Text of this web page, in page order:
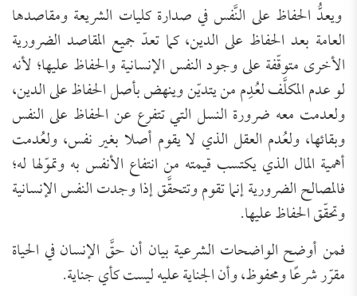
ويعدُّ الحفاظ على النَّفس في صدارة كليات الشريعة ومقاصدها
العامة بعد الحفاظ على الدين، كما تعدّ جميع المقاصد الضرورية
الأخرى متوقّفة على وجود النفس الإنسانية والحفاظ عليها؛ لأنه
لو عدم المكلَّف لعُدِم من يتديّن وينهض بأصل الحفاظ على الدين،
ولعدمت معه ضرورة النسل التي تتفرع عن الحفاظ على النفس
وبقائها، ولعُدم العقل الذي لا يقوم أصلا بغير نفس، ولعُدمت
أهمية المال الذي يكتسب قيمته من انتفاع الأنفس به وتموّلها له؛
فالمصالح الضرورية إنما تقوم وتتحقَّق إذا وجدت النفس الإنسانية
وتحقّق الحفاظ عليها.
فمن أوضح الواضحات الشرعية بيان أن حقَّ الإنسان في الحياة
مقرّر شرعًا ومحفوظ، وأن الجناية عليه ليست كأي جناية.